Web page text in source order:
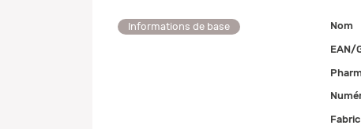
Informations de base Nom
EAN/